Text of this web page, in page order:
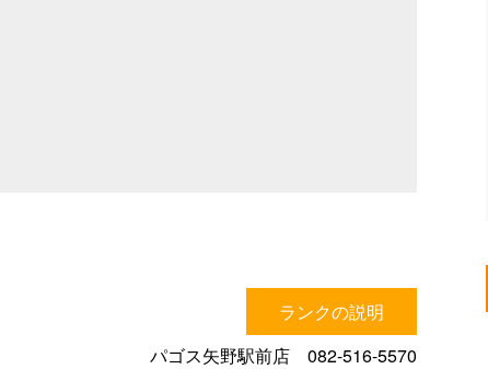
ランクの説明
パゴス矢野駅前店 082-516-5570